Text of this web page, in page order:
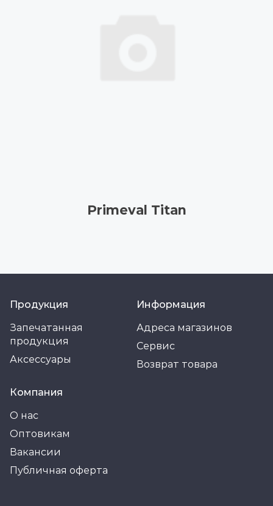
Primeval Titan
Продукция
Запечатанная
продукция
Аксессуары
Информация
Адреса магазинов
Сервис
Возврат товара
Компания
О нас
Оптовикам
Вакансии
Публичная оферта